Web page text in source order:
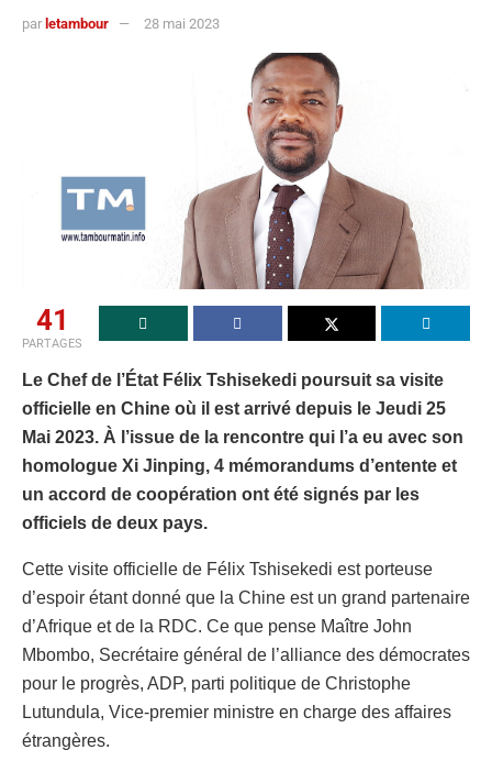
par letambour 28 mai 2023
41
PARTAGES
Le Chef de l’État Félix Tshisekedi poursuit sa visite
officielle en Chine où il est arrivé depuis le Jeudi 25
Mai 2023. À l’issue de la rencontre qui l’a eu avec son
homologue Xi Jinping, 4 mémorandums d’entente et
un accord de coopération ont été signés par les
officiels de deux pays.
Cette visite officielle de Félix Tshisekedi est porteuse
d’espoir étant donné que la Chine est un grand partenaire
d’Afrique et de la RDC. Ce que pense Maître John
Mbombo, Secrétaire général de l’alliance des démocrates
pour le progrès, ADP, parti politique de Christophe
Lutundula, Vice-premier ministre en charge des affaires
étrangères.